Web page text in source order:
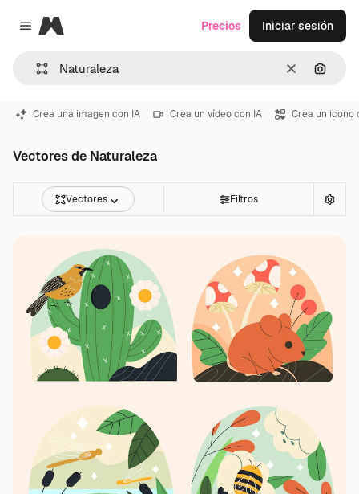
Close menu
Magnific
Borrar
Precios Iniciar sesión
Crea una imagen con IA Crea un vídeo con IA Crea un icono
Vectores de Naturaleza
Vectores Filtros